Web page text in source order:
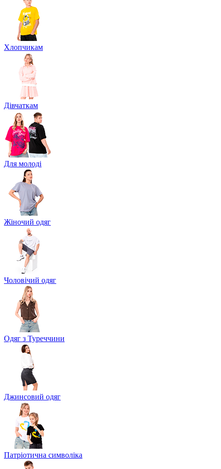
Хлопчикам
Дівчаткам
Для молоді
Жіночий одяг
Чоловічий одяг
Одяг з Туреччини
Джинсовий одяг
Патріотична символіка